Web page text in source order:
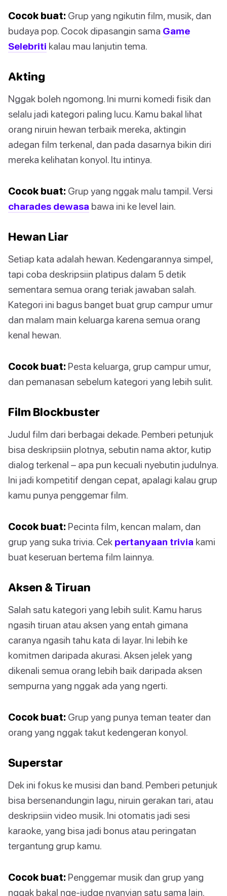
Cocok buat: Grup yang ngikutin film, musik, dan
budaya pop. Cocok dipasangin sama Game
Selebriti kalau mau lanjutin tema.
Akting
Nggak boleh ngomong. Ini murni komedi fisik dan
selalu jadi kategori paling lucu. Kamu bakal lihat
orang niruin hewan terbaik mereka, aktingin
adegan film terkenal, dan pada dasarnya bikin diri
mereka kelihatan konyol. Itu intinya.
Cocok buat: Grup yang nggak malu tampil. Versi
charades dewasa bawa ini ke level lain.
Hewan Liar
Setiap kata adalah hewan. Kedengarannya simpel,
tapi coba deskripsiin platipus dalam 5 detik
sementara semua orang teriak jawaban salah.
Kategori ini bagus banget buat grup campur umur
dan malam main keluarga karena semua orang
kenal hewan.
Cocok buat: Pesta keluarga, grup campur umur,
dan pemanasan sebelum kategori yang lebih sulit.
Film Blockbuster
Judul film dari berbagai dekade. Pemberi petunjuk
bisa deskripsiin plotnya, sebutin nama aktor, kutip
dialog terkenal – apa pun kecuali nyebutin judulnya.
Ini jadi kompetitif dengan cepat, apalagi kalau grup
kamu punya penggemar film.
Cocok buat: Pecinta film, kencan malam, dan
grup yang suka trivia. Cek pertanyaan trivia kami
buat keseruan bertema film lainnya.
Aksen & Tiruan
Salah satu kategori yang lebih sulit. Kamu harus
ngasih tiruan atau aksen yang entah gimana
caranya ngasih tahu kata di layar. Ini lebih ke
komitmen daripada akurasi. Aksen jelek yang
dikenali semua orang lebih baik daripada aksen
sempurna yang nggak ada yang ngerti.
Cocok buat: Grup yang punya teman teater dan
orang yang nggak takut kedengeran konyol.
Superstar
Dek ini fokus ke musisi dan band. Pemberi petunjuk
bisa bersenandungin lagu, niruin gerakan tari, atau
deskripsiin video musik. Ini otomatis jadi sesi
karaoke, yang bisa jadi bonus atau peringatan
tergantung grup kamu.
Cocok buat: Penggemar musik dan grup yang
nggak bakal nge-judge nyanyian satu sama lain.